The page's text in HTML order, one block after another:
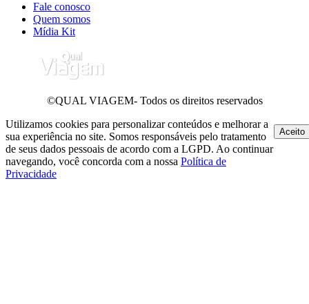
Fale conosco
Quem somos
Mídia Kit
©QUAL VIAGEM- Todos os direitos reservados
Utilizamos cookies para personalizar conteúdos e melhorar a
sua experiência no site. Somos responsáveis pelo tratamento
de seus dados pessoais de acordo com a LGPD. Ao continuar
navegando, você concorda com a nossa Política de
Privacidade
Aceito